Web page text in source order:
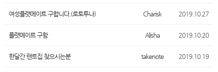
여성플랫메이트 구합니다.(로토투나) Charisk 2019.10.27
플랫메이트 구함 Alisha 2019.10.20
한달간 랜트집 찾으시는분 takenote 2019.10.19